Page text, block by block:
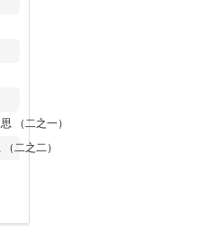
（二之一）
二之二）